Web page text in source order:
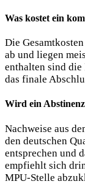
Was kostet ein
Die
ab und liegen
enthalten sind die
das finale
Wird ein
Nachweise aus
den deutschen
entsprechen und
empfiehlt sich
MPU-Stelle